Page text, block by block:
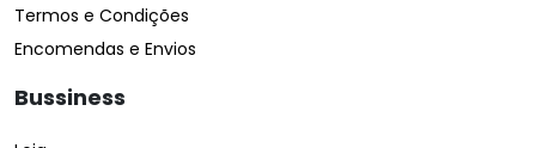
Termos e Condições
Encomendas e Envios
Bussiness